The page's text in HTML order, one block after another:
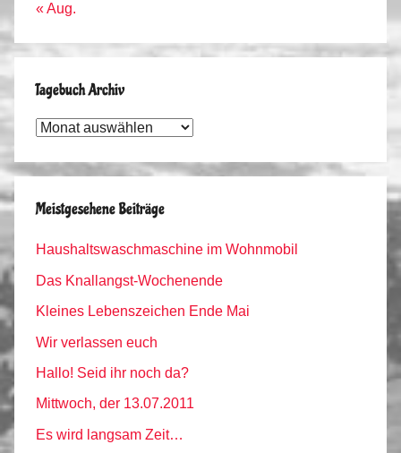
« Aug.
Tagebuch Archiv
Tagebuch
Meistgesehene Beiträge
Haushaltswaschmaschine im Wohnmobil
Das Knallangst-Wochenende
Kleines Lebenszeichen Ende Mai
Wir verlassen euch
Hallo! Seid ihr noch da?
Mittwoch, der 13.07.2011
Es wird langsam Zeit…